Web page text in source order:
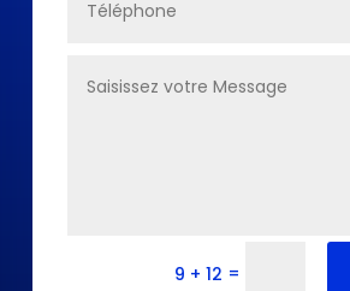
9 + 12 =